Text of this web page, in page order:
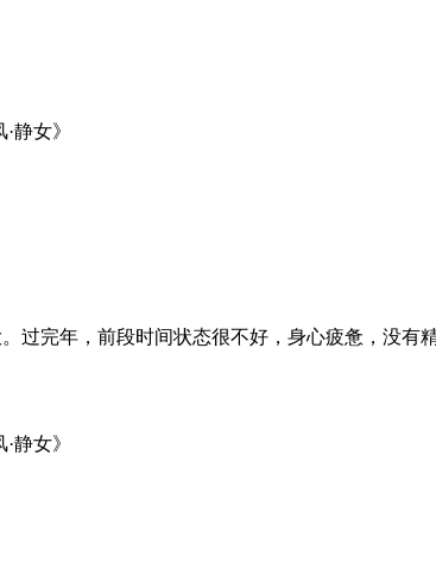
静女》
过完年，前段时间状态很不好，身心疲惫，没有
静女》